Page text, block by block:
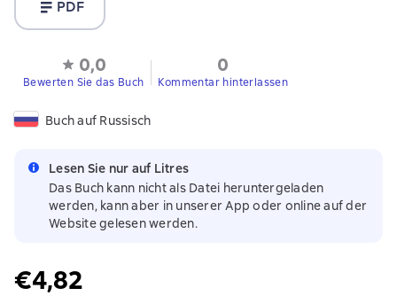
PDF
0,0
Bewerten Sie das Buch
0
Kommentar hinterlassen
Buch auf Russisch
Lesen Sie nur auf Litres
Das Buch kann nicht als Datei heruntergeladen
werden, kann aber in unserer App oder online auf der
Website gelesen werden.
€4,82